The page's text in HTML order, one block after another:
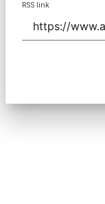
RSS link